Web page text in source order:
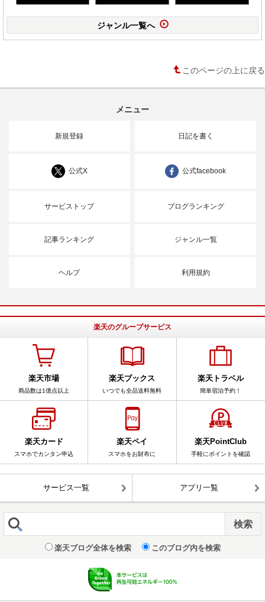
ジャンル一覧へ
このページの上に戻る
メニュー
新規登録 日記を書く
公式X 公式facebook
サービストップ ブログランキング
記事ランキング ジャンル一覧
ヘルプ 利用規約
楽天のグループサービス
楽天市場
商品数は1億点以上
楽天ブックス
いつでも全品送料無料
楽天トラベル
簡単宿泊予約！
楽天カード
スマホでカンタン申込
楽天ペイ
スマホをお財布に
楽天PointClub
手軽にポイントを確認
サービス一覧 アプリ一覧
楽天ブログ全体を検索 このブログ内を検索